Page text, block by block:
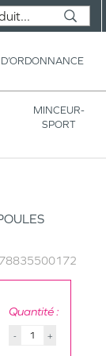
MINCEUR-
SPORT
Quantité :
- +